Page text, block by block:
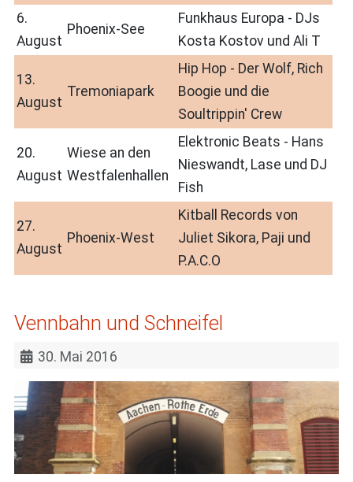
6.
August
Phoenix-See
Funkhaus Europa - DJs
Kosta Kostov und Ali T
13.
August
Tremoniapark
Hip Hop - Der Wolf, Rich
Boogie und die
Soultrippin' Crew
20.
August
Wiese an den
Westfalenhallen
Elektronic Beats - Hans
Nieswandt, Lase und DJ
Fish
27.
August
Phoenix-West
Kitball Records von
Juliet Sikora, Paji und
P.A.C.O
Vennbahn und Schneifel
30. Mai 2016